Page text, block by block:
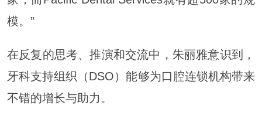
模。”
在反复的思考、推演和交流中，朱丽雅意识到，
牙科支持组织（DSO）能够为口腔连锁机构带来
不错的增长与助力。